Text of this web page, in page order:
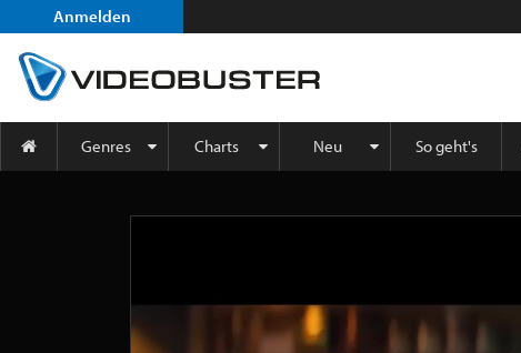
Anmelden
Genres Charts Neu So geht's